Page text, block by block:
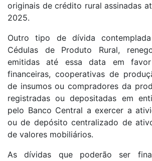
originais de crédito rural assinadas
2025.
Outro tipo de dívida
Cédulas de Produto Rural,
emitidas até essa data em
financeiras, cooperativas de
de insumos ou compradores da
registradas ou depositadas em
pelo Banco Central a exercer a
ou de depósito centralizado de
de valores mobiliários.
As dívidas que poderão ser